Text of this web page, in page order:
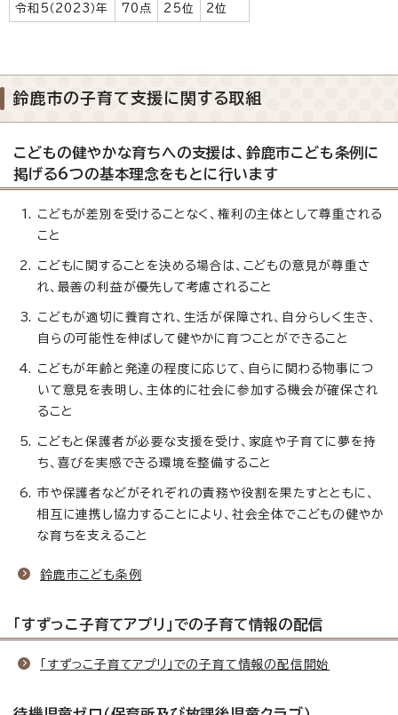
令和5（2023）年 70点 25位 2位
鈴鹿市の子育て支援に関する取組
こどもの健やかな育ちへの支援は、鈴鹿市こども条例に
掲げる6つの基本理念をもとに行います
こどもが差別を受けることなく、権利の主体として尊重される
こと
こどもに関することを決める場合は、こどもの意見が尊重さ
れ、最善の利益が優先して考慮されること
こどもが適切に養育され、生活が保障され、自分らしく生き、
自らの可能性を伸ばして健やかに育つことができること
こどもが年齢と発達の程度に応じて、自らに関わる物事につ
いて意見を表明し、主体的に社会に参加する機会が確保され
ること
こどもと保護者が必要な支援を受け、家庭や子育てに夢を持
ち、喜びを実感できる環境を整備すること
市や保護者などがそれぞれの責務や役割を果たすとともに、
相互に連携し協力することにより、社会全体でこどもの健やか
な育ちを支えること
鈴鹿市こども条例
「すずっこ子育てアプリ」での子育て情報の配信
「すずっこ子育てアプリ」での子育て情報の配信開始